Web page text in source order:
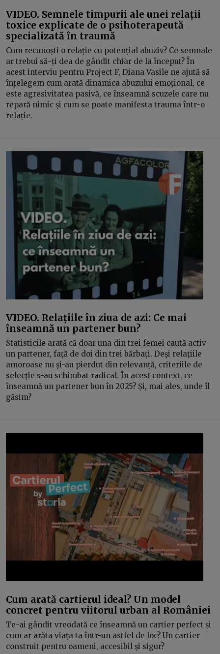
VIDEO. Semnele timpurii ale unei relații
toxice explicate de o psihoterapeută
specializată în traumă
Cum recunoști o relație cu potențial abuziv? Ce semnale
ar trebui să-ți dea de gândit chiar de la început? În
acest interviu pentru Project F, Diana Vasile ne ajută să
înțelegem cum arată dinamica abuzului emoțional, ce
este agresivitatea pasivă, ce înseamnă scuzele care nu
repară nimic și cum se poate manifesta trauma într-o
relație.
VIDEO. Relațiile în ziua de azi: Ce mai
înseamnă un partener bun?
Statisticile arată că doar una din trei femei caută activ
un partener, față de doi din trei bărbați. Deși relațiile
amoroase nu și-au pierdut din relevanță, criteriile de
selecție s-au schimbat radical. În acest context, ce
înseamnă un partener bun în 2025? Și, mai ales, unde îl
găsim?
Cum arată cartierul ideal? Un model
concret pentru viitorul urban al României
Te-ai gândit vreodată ce înseamnă un cartier perfect și
cum ar arăta viața ta într-un astfel de loc? Un cartier
construit pentru oameni, accesibil și sigur?